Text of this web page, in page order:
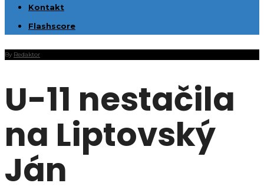
Kontakt
Flashscore
By Redaktor
U-11 nestačila
na Liptovský
Ján